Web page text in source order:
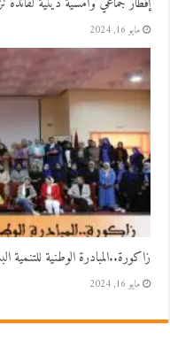
مايو 16, 2024
زاكورة..المبادرة الوطنية للتنمية
مايو 16, 2024